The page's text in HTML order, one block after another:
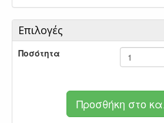
Επιλογές
Ποσότητα
Προσθήκη στο